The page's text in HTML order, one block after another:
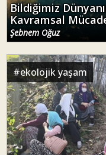
Bildiğimiz
Kavramsal
Şebnem Oğuz
#ekolojik yaşam